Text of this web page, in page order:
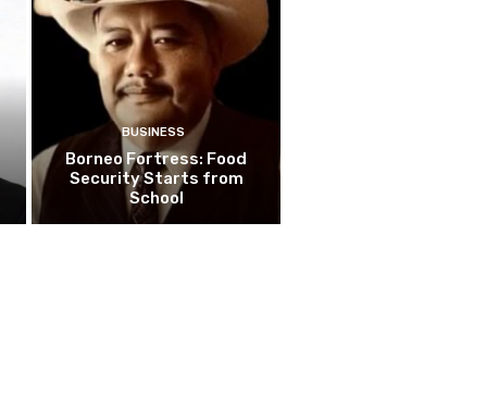
BUSINESS
Borneo Fortress: Food
Security Starts from
School